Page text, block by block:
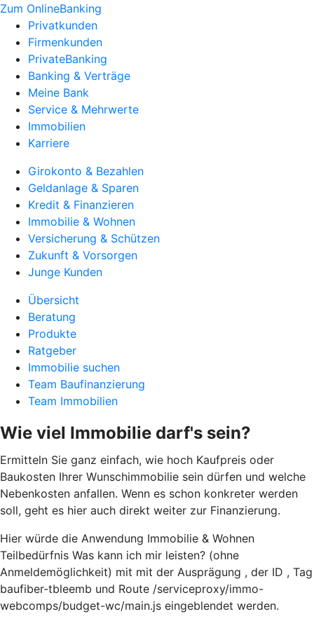
Zum OnlineBanking
Privatkunden
Firmenkunden
PrivateBanking
Banking & Verträge
Meine Bank
Service & Mehrwerte
Immobilien
Karriere
Girokonto & Bezahlen
Geldanlage & Sparen
Kredit & Finanzieren
Immobilie & Wohnen
Versicherung & Schützen
Zukunft & Vorsorgen
Junge Kunden
Übersicht
Beratung
Produkte
Ratgeber
Immobilie suchen
Team Baufinanzierung
Team Immobilien
Wie viel Immobilie darf's sein?
Ermitteln Sie ganz einfach, wie hoch Kaufpreis oder
Baukosten Ihrer Wunschimmobilie sein dürfen und welche
Nebenkosten anfallen. Wenn es schon konkreter werden
soll, geht es hier auch direkt weiter zur Finanzierung.
Hier würde die Anwendung Immobilie & Wohnen
Teilbedürfnis Was kann ich mir leisten? (ohne
Anmeldemöglichkeit) mit mit der Ausprägung , der ID , Tag
baufiber-tbleemb und Route /serviceproxy/immo-
webcomps/budget-wc/main.js eingeblendet werden.